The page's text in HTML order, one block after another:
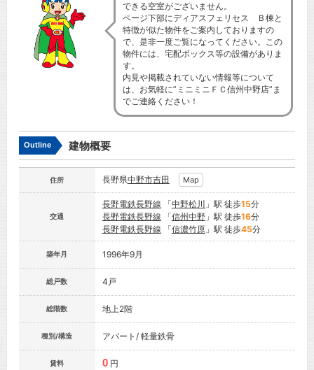
できる空室がございません。
ページ下部にディアスフェリセス Ｂ棟と
特徴が似た物件をご案内しておりますの
で、是非一度ご覧になってください。この
物件には、宅配ボックス等の設備がありま
す。
内見や掲載されていない情報等について
は、お気軽に”ミニミニＦＣ信州中野店”ま
でご連絡ください！
Outline 建物概要
住所 長野県中野市吉田 Map
交通
長野電鉄長野線 「中野松川 」駅 徒歩15分
長野電鉄長野線 「信州中野」駅 徒歩16分
長野電鉄長野線 「信濃竹原」駅 徒歩45分
築年月 1996年9月
総戸数 4戸
総階数 地上2階
種別/構造 アパート/ 軽量鉄骨
賃料 0 円